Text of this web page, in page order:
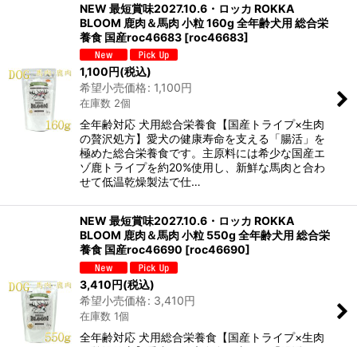
NEW 最短賞味2027.10.6・ロッカ ROKKA
BLOOM 鹿肉＆馬肉 小粒 160g 全年齢犬用 総合栄
養食 国産roc46683 [roc46683]
1,100 円(税込)
希望小売価格: 1,100円
在庫数 2個
全年齢対応 犬用総合栄養食【国産トライプ×生肉
の贅沢処方】愛犬の健康寿命を支える「腸活」を
極めた総合栄養食です。主原料には希少な国産エ
ゾ鹿トライプを約20%使用し、新鮮な馬肉と合わ
せて低温乾燥製法で仕…
NEW 最短賞味2027.10.6・ロッカ ROKKA
BLOOM 鹿肉＆馬肉 小粒 550g 全年齢犬用 総合栄
養食 国産roc46690 [roc46690]
3,410円(税込)
希望小売価格: 3,410円
在庫数 1個
全年齢対応 犬用総合栄養食【国産トライプ×生肉